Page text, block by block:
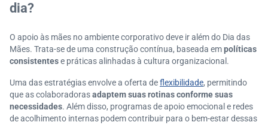
dia?
O apoio às mães no ambiente corporativo deve ir além do Dia das
Mães. Trata-se de uma construção contínua, baseada empolíticas
consistentese práticas alinhadas à cultura organizacional.
Uma das estratégias envolve a oferta deflexibilidade, permitindo
que as colaboradorasadaptem suas rotinas conforme suas
necessidades. Além disso, programas de apoio emocional e redes
de acolhimento internas podem contribuir para o bem-estar dessas